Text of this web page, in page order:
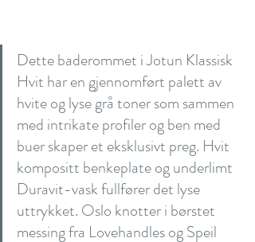
Dette baderommet i Jotun Klassisk
Hvit har en gjennomført palett av
hvite og lyse grå toner som sammen
med intrikate profiler og ben med
buer skaper et eksklusivt preg. Hvit
kompositt benkeplate og underlimt
Duravit-vask fullfører det lyse
uttrykket. Oslo knotter i børstet
messing fra Lovehandles og Speil